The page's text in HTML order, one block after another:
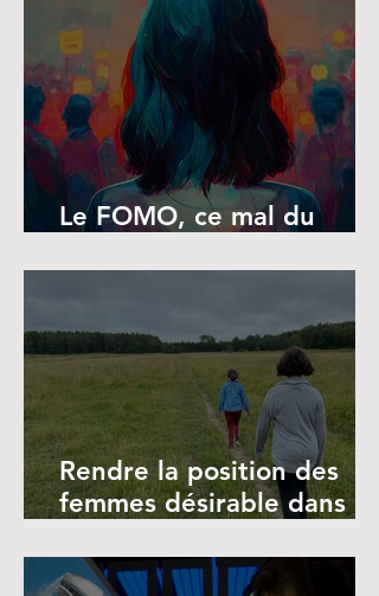
Le FOMO, ce mal du
Rendre la position des
femmes désirable dans le